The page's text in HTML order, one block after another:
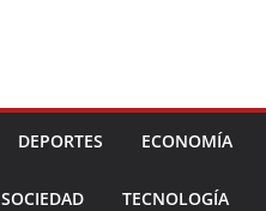
DEPORTES ECONOMÍA
SOCIEDAD TECNOLOGÍA